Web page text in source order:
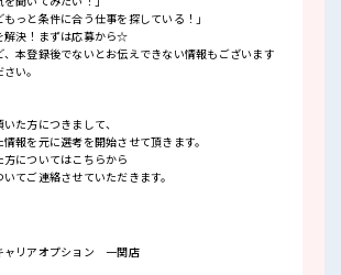
もっと条件に合う仕事を探している！」
解決！まずは応募から☆
本登録後でないとお伝えできない情報もございます
い。
た方につきまして、
報を元に選考を開始させて頂きます。
についてはこちらから
てご連絡させていただきます。
ャリアオプション 一関店